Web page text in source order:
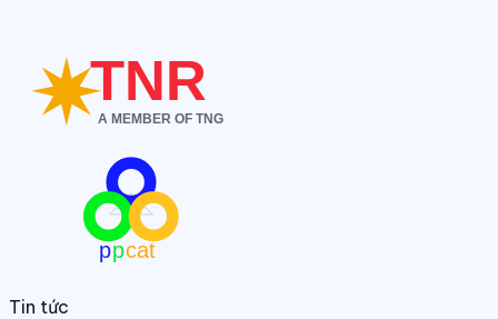
Tin tức